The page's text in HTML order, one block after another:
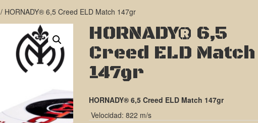
/ HORNADY® 6,5 Creed ELD Match 147gr
HORNADY® 6,5
Creed ELD Match
147gr
HORNADY® 6,5 Creed ELD Match 147gr
Velocidad: 822 m/s